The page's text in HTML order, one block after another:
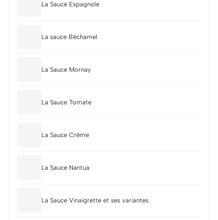
La Sauce Espagnole
La sauce Béchamel
La Sauce Mornay
La Sauce Tomate
La Sauce Crème
La Sauce Nantua
La Sauce Vinaigrette et ses variantes